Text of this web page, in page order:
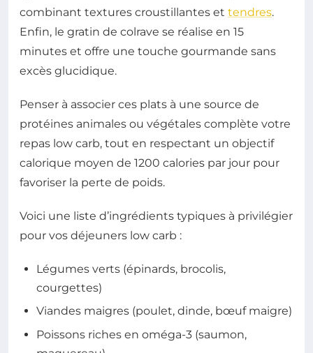
combinant textures croustillantes et tendres.
Enfin, le gratin de colrave se réalise en 15
minutes et offre une touche gourmande sans
excès glucidique.
Penser à associer ces plats à une source de
protéines animales ou végétales complète votre
repas low carb, tout en respectant un objectif
calorique moyen de 1200 calories par jour pour
favoriser la perte de poids.
Voici une liste d’ingrédients typiques à privilégier
pour vos déjeuners low carb :
Légumes verts (épinards, brocolis,
courgettes)
Viandes maigres (poulet, dinde, bœuf maigre)
Poissons riches en oméga-3 (saumon,